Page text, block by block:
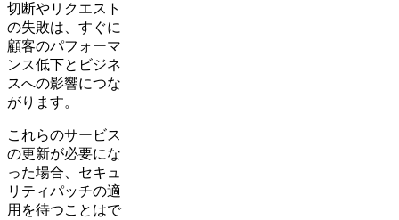
切断やリクエスト
の失敗は、すぐに
顧客のパフォーマ
ンス低下とビジネ
スへの影響につな
がります。
これらのサービス
の更新が必要にな
った場合、セキュ
リティパッチの適
用を待つことはで